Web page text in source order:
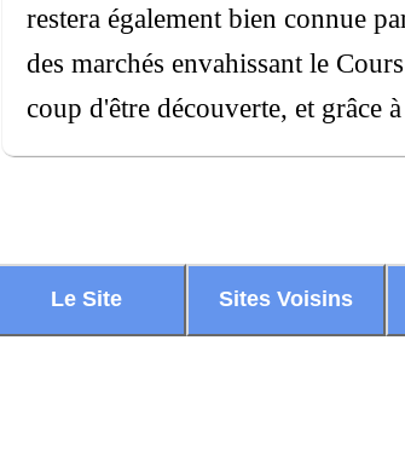
restera également bien connue
des marchés envahissant le
coup d'être découverte, et grâce
Le Site Sites Voisins